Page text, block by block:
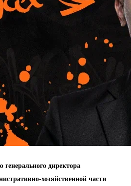
генерального директора
хозяйственной части